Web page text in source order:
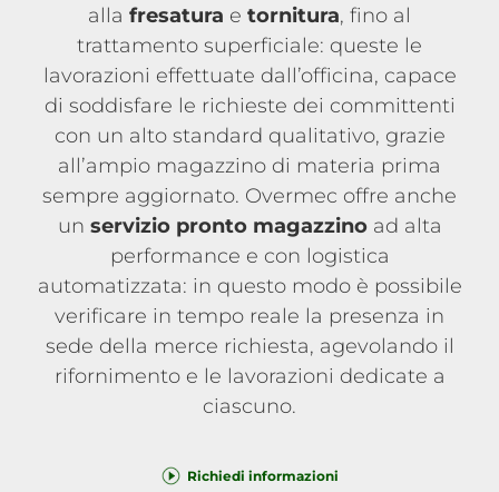
alla fresatura e tornitura, fino al
trattamento superficiale: queste le
lavorazioni effettuate dall’officina, capace
di soddisfare le richieste dei committenti
con un alto standard qualitativo, grazie
all’ampio magazzino di materia prima
sempre aggiornato. Overmec offre anche
un servizio pronto magazzinoad alta
performance e con logistica
automatizzata: in questo modo è possibile
verificare in tempo reale la presenza in
sede della merce richiesta, agevolando il
rifornimento e le lavorazioni dedicate a
ciascuno.
Richiedi informazioni